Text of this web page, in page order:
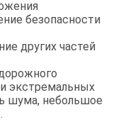
безопасности
других частей
экстремальных
шума, небольшое